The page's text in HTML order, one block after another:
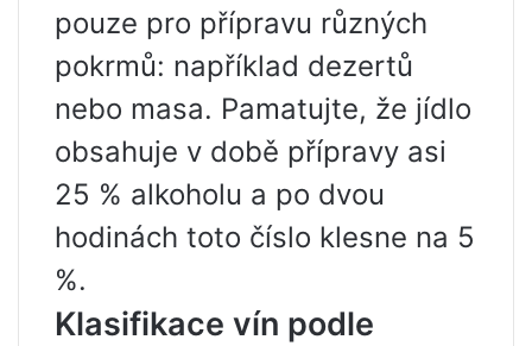
pouze pro přípravu různých
pokrmů: například dezertů
nebo masa. Pamatujte, že jídlo
obsahuje v době přípravy asi
25 % alkoholu a po dvou
hodinách toto číslo klesne na 5
%.
Klasifikace vín podle